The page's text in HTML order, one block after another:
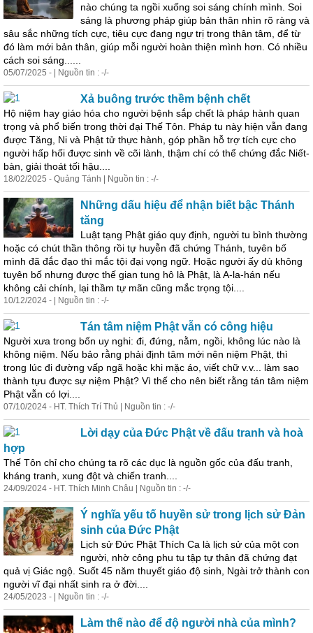
nào chúng ta ngồi xuống soi sáng chính mình. Soi
sáng là phương pháp giúp bản thân nhìn rõ ràng và
sâu sắc những tích cực, tiêu cực đang ngự trị trong thân tâm, để từ
đó làm mới bản thân, giúp mỗi người hoàn thiện mình hơn. Có nhiều
cách soi sáng......
05/07/2025 - | Nguồn tin : -/-
Xả buông trước thềm bệnh chết
Hộ niệm hay giáo hóa cho người bệnh sắp chết là pháp hành quan
trọng và phổ biến trong thời đại Thế Tôn. Pháp tu này hiện vẫn đang
được Tăng, Ni và Phật tử thực hành, góp phần hỗ trợ tích cực cho
người hấp hối được sinh về cõi lành, thậm chí có thể chứng đắc Niết-
bàn, giải thoát tối hậu....
18/02/2025 - Quảng Tánh | Nguồn tin : -/-
Những dấu hiệu để nhận biết bậc Thánh
tăng
Luật tạng Phật giáo quy định, người tu bình thường
hoặc có chút thần thông rồi tự huyễn đã chứng Thánh, tuyên bố
mình đã đắc đạo thì mắc tội đại vọng ngữ. Hoặc người ấy dù không
tuyên bố nhưng được thế gian tung hô là Phật, là A-la-hán nếu
không cải chính, lại thầm tự mãn cũng mắc trọng tội....
10/12/2024 - | Nguồn tin : -/-
Tán tâm niệm Phật vẫn có công hiệu
Người xưa trong bốn uy nghi: đi, đứng, nằm, ngồi, không lúc nào là
không niệm. Nếu bảo rằng phải định tâm mới nên niệm Phật, thì
trong lúc đi đường vấp ngã hoặc khi mặc áo, viết chữ v.v... làm sao
thành tựu được sự niệm Phật? Vì thế cho nên biết rằng tán tâm niệm
Phật vẫn có lợi....
07/10/2024 - HT. Thích Trí Thủ | Nguồn tin : -/-
Lời dạy của Đức Phật về đấu tranh và hoà
hợp
Thế Tôn chỉ cho chúng ta rõ các dục là nguồn gốc của đấu tranh,
kháng tranh, xung đột và chiến tranh....
24/09/2024 - HT. Thích Minh Châu | Nguồn tin : -/-
Ý nghĩa yếu tố huyền sử trong lịch sử Đản
sinh của Đức Phật
Lịch sử Đức Phật Thích Ca là lịch sử của một con
người, nhờ công phu tu tập tự thân đã chứng đạt
quả vị Giác ngộ. Suốt 45 năm thuyết giáo độ sinh, Ngài trở thành con
người vĩ đại nhất sinh ra ở đời....
24/05/2023 - | Nguồn tin : -/-
Làm thế nào để độ người nhà của mình?